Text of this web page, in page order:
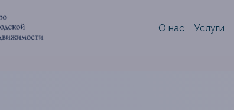
О нас Услуги